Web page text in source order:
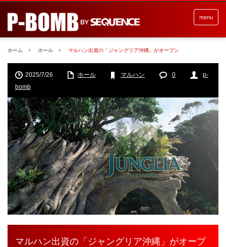
menu
ホーム ホール マルハン出資の「ジャングリア沖縄」がオープン
2025/7/26 ホール マルハン 0
p-
bomb
マルハン出資の「ジャングリア沖縄」がオープ